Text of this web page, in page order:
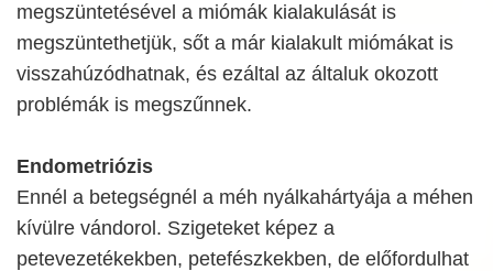
megszüntetésével a miómák kialakulását is
megszüntethetjük, sőt a már kialakult miómákat is
visszahúzódhatnak, és ezáltal az általuk okozott
problémák is megszűnnek.
Endometriózis
Ennél a betegségnél a méh nyálkahártyája a méhen
kívülre vándorol. Szigeteket képez a
petevezetékekben, petefészkekben, de előfordulhat